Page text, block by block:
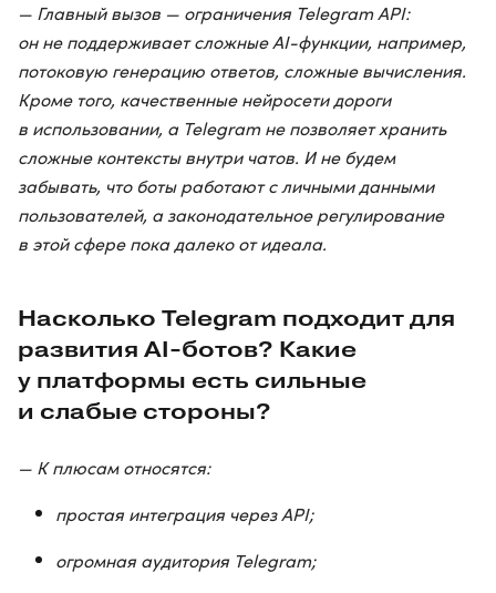
— Главный вызов — ограничения Telegram API:
он не поддерживает сложные AI-функции, например,
потоковую генерацию ответов, сложные вычисления.
Кроме того, качественные нейросети дороги
в использовании, а Telegram не позволяет хранить
сложные контексты внутри чатов. И не будем
забывать, что боты работают с личными данными
пользователей, а законодательное регулирование
в этой сфере пока далеко от идеала.
Насколько Telegram подходит для
развития AI-ботов? Какие
у платформы есть сильные
и слабые стороны?
— К плюсам относятся:
простая интеграция через API;
огромная аудитория Telegram;